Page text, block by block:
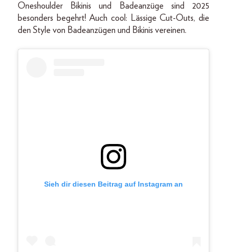
Oneshoulder Bikinis und Badeanzüge sind 2025
besonders begehrt! Auch cool: Lässige Cut-Outs, die
den Style von Badeanzügen und Bikinis vereinen.
Sieh dir diesen Beitrag auf Instagram an